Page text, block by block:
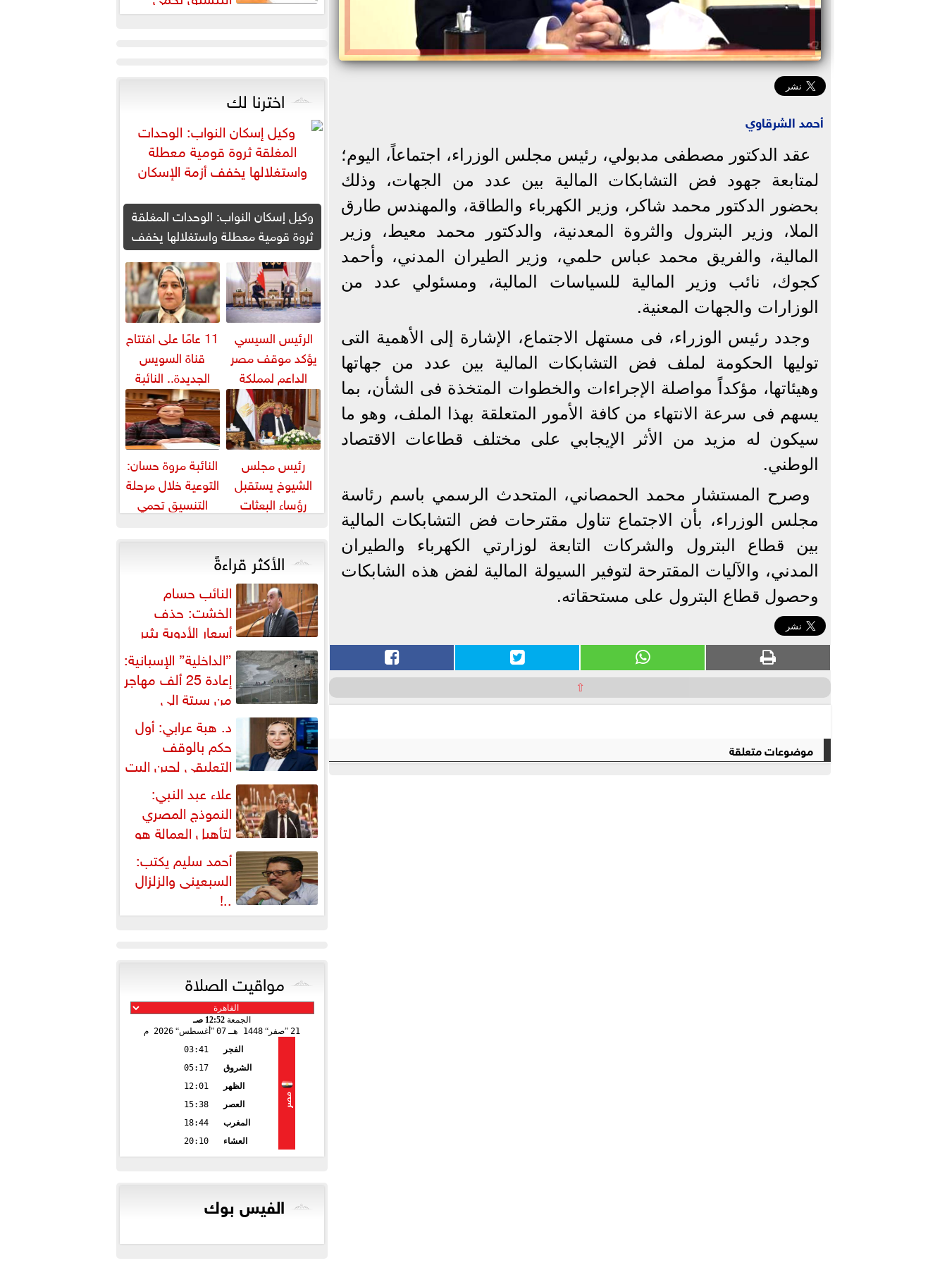
أحمد الشرقاوي
عقد الدكتور مصطفى مدبولي، رئيس مجلس الوزراء، اجتماعاً، اليوم؛
لمتابعة جهود فض التشابكات المالية بين عدد من الجهات، وذلك
بحضور الدكتور محمد شاكر، وزير الكهرباء والطاقة، والمهندس طارق
الملا، وزير البترول والثروة المعدنية، والدكتور محمد معيط، وزير
المالية، والفريق محمد عباس حلمي، وزير الطيران المدني، وأحمد
كجوك، نائب وزير المالية للسياسات المالية، ومسئولي عدد من
الوزارات والجهات المعنية.
وجدد رئيس الوزراء، فى مستهل الاجتماع، الإشارة إلى الأهمية التى
توليها الحكومة لملف فض التشابكات المالية بين عدد من جهاتها
وهيئاتها، مؤكداً مواصلة الإجراءات والخطوات المتخذة فى الشأن، بما
يسهم فى سرعة الانتهاء من كافة الأمور المتعلقة بهذا الملف، وهو ما
سيكون له مزيد من الأثر الإيجابي على مختلف قطاعات الاقتصاد
الوطني.
وصرح المستشار محمد الحمصاني، المتحدث الرسمي باسم رئاسة
مجلس الوزراء، بأن الاجتماع تناول مقترحات فض التشابكات المالية
بين قطاع البترول والشركات التابعة لوزارتي الكهرباء والطيران
المدني، والآليات المقترحة لتوفير السيولة المالية لفض هذه الشابكات
وحصول قطاع البترول على مستحقاته.
⇧
موضوعات متعلقة
الطلاب من النصب الأكاديمي
اخترنا لك
وكيل إسكان النواب: الوحدات المغلقة
ثروة قومية معطلة واستغلالها يخفف
أزمة الإسكان
الرئيس السيسي
يؤكد موقف مصر
الداعم لمملكة
البحرين لحماية أمنها
واستقرارها
11 عامًا على افتتاح
قناة السويس
الجديدة.. النائبة
مروة قنصوة: رؤية
الدولة...
رئيس مجلس
الشيوخ يستقبل
رؤساء البعثات
المصرية بالخارج
النائبة مروة حسان:
التوعية خلال مرحلة
التنسيق تحمي
الأكاديمي
الأكثر قراءةً
النائب حسام
الخشت: حذف
أسعار الأدوية يثير
إشكالية دستورية ويهدد حق
المواطن...
”الداخلية” الإسبانية:
إعادة 25 ألف مهاجر
من سبتة إلى
المغرب... وارتفاع حصيلة...
د. هبة عرابي: أول
حكم بالوقف
التعليقي لحين البت
في الطعن على... علاء عبد النبي:
النموذج المصري
لتأهيل العمالة هو
البديل العملي والأمثل لأزمات...
أحمد سليم يكتب:
السبعينى والزلزال
..!
مواقيت الصلاة
الجمعة 12:52 صـ
21 صفر 1448 هـ 07 أغسطس 2026 م
مصر
الفجر
03:41
الشروق
05:17
الظهر
12:01
العصر
15:38
المغرب
18:44
العشاء
20:10
الفيس بوك